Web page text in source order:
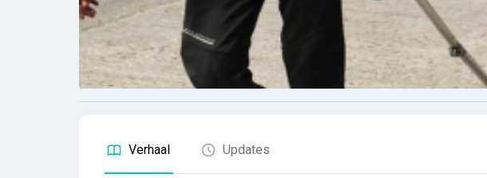
Verhaal Updates